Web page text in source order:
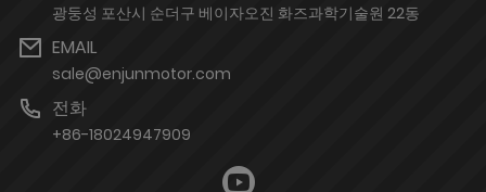
광둥성 포산시 순더구 베이자오진 화즈과학기술원 22동
EMAIL
sale@enjunmotor.com
전화
+86-18024947909